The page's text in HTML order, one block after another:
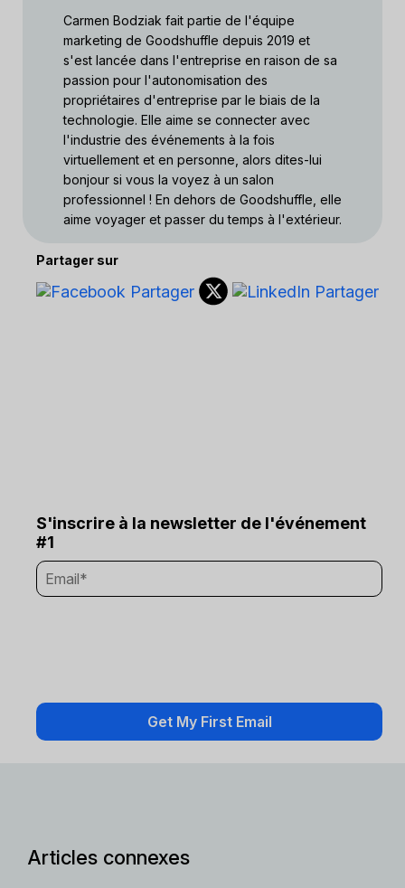
Carmen Bodziak fait partie de l'équipe
marketing de Goodshuffle depuis 2019 et
s'est lancée dans l'entreprise en raison de sa
passion pour l'autonomisation des
propriétaires d'entreprise par le biais de la
technologie. Elle aime se connecter avec
l'industrie des événements à la fois
virtuellement et en personne, alors dites-lui
bonjour si vous la voyez à un salon
professionnel ! En dehors de Goodshuffle, elle
aime voyager et passer du temps à l'extérieur.
Partager sur
S'inscrire à la newsletter de l'événement
#1
Articles connexes